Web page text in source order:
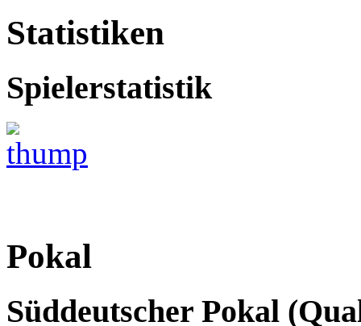
Statistiken
Spielerstatistik
Pokal
Süddeutscher Pokal